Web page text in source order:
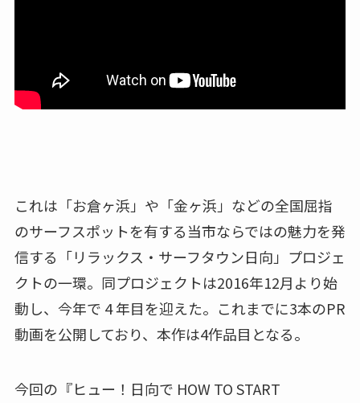
これは「お倉ヶ浜」や「金ヶ浜」などの全国屈指
のサーフスポットを有する当市ならではの魅力を発
信する「リラックス・サーフタウン日向」プロジェ
クトの一環。同プロジェクトは2016年12月より始
動し、今年で 4 年目を迎えた。これまでに3本のPR
動画を公開しており、本作は4作品目となる。
今回の『ヒュー！日向で HOW TO START